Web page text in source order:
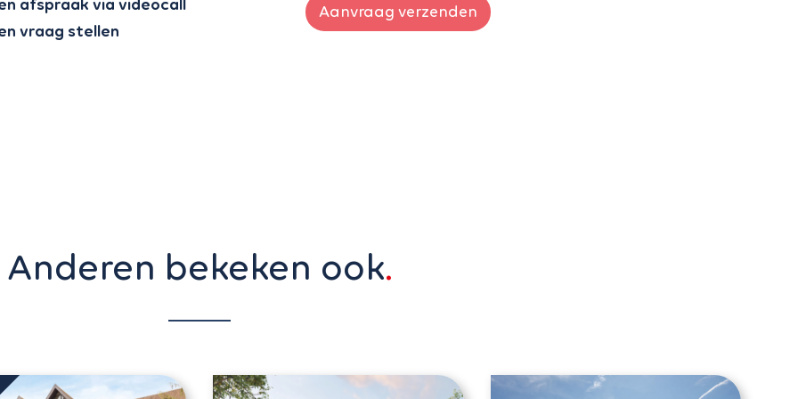
afspraak via videocall
vraag stellen
Aanvraag verzenden
Anderen bekeken ook